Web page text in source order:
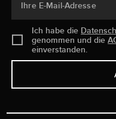
Ihre E-Mail-Adresse
Ich habe die
genommen und die
einverstanden.